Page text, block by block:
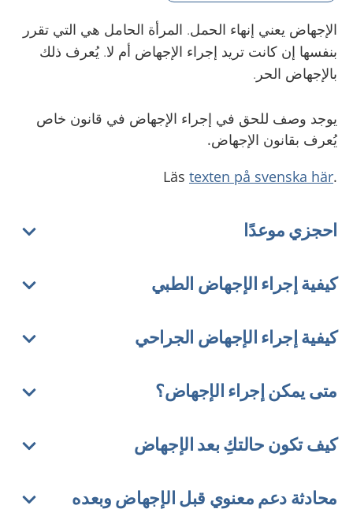
الإجهاض يعني إنهاء الحمل. المرأة الحامل هي التي تقرر
بنفسها إن كانت تريد إجراء الإجهاض أم لا. يُعرف ذلك
بالإجهاض الحر.
يوجد وصف للحق في إجراء الإجهاض في قانون خاص
يُعرف بقانون الإجهاض.
.Läs
texten på svenska här
احجزي موعدًا
كيفية إجراء الإجهاض الطبي
كيفية إجراء الإجهاض الجراحي
متى يمكن إجراء الإجهاض؟
كيف تكون حالتكِ بعد الإجهاض
محادثة دعم معنوي قبل الإجهاض وبعده